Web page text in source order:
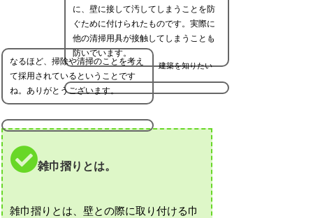
に、壁に接して汚してしまうことを防
ぐために付けられたものです。実際に
他の清掃用具が接触してしまうことも
防いでいます。
建築を知りたい
なるほど、掃除や清掃のことを考え
て採用されているということです
ね。ありがとうございます。
雑巾摺りとは。
雑巾摺りとは、壁との際に取り付ける巾